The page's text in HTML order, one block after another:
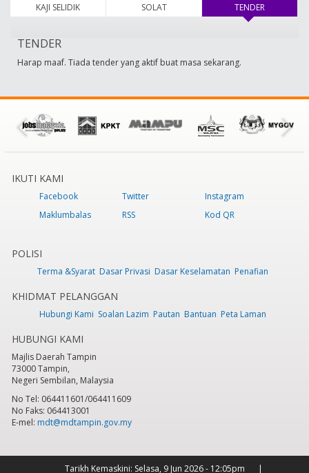
KAJI SELIDIK SOLAT TENDER
TENDER
Harap maaf. Tiada tender yang aktif buat masa sekarang.
IKUTI KAMI
Facebook Twitter
Instagram
Maklumbalas
RSS Kod QR
POLISI
Terma &Syarat Dasar Privasi Dasar Keselamatan Penafian
KHIDMAT PELANGGAN
Hubungi Kami Soalan Lazim Pautan Bantuan Peta Laman
HUBUNGI KAMI
Majlis Daerah Tampin
73000 Tampin,
Negeri Sembilan, Malaysia
No Tel: 064411601/064411609
No Faks: 064413001
E-mel: mdt@mdtampin.gov.my
Tarikh Kemaskini: Selasa, 9 Jun 2026 - 12:05pm